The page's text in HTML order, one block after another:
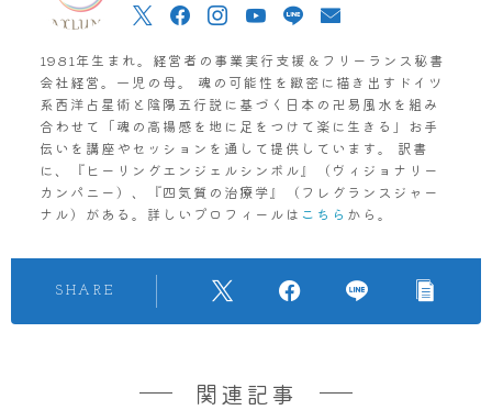
1981年生まれ。経営者の事業実行支援＆フリーランス秘書
会社経営。一児の母。 魂の可能性を緻密に描き出すドイツ
系西洋占星術と陰陽五行説に基づく日本の卍易風水を組み
合わせて「魂の高揚感を地に足をつけて楽に生きる」お手
伝いを講座やセッションを通して提供しています。 訳書
に、『ヒーリングエンジェルシンボル』（ヴィジョナリー
カンパニー）、『四気質の治療学』（フレグランスジャー
ナル）がある。詳しいプロフィールは こちら から。
SHARE
関連記事